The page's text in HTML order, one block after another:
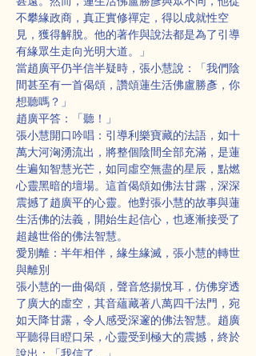
不攀緣政商，真正實修禪定，得以成就性空
見，獲得解脫。他的著作與說法都是為了引導
有緣眾生走向光明大道。」
當趙廣平仍半信半疑時，張小慧說：「我們陰
間甚至有一首偈頌，讚頌蓮生活佛盧勝彥，你
想聽嗎？」
趙廣平答：「聽！」
張小慧開口吟唱：引導利樂寶藏的法語，如十
萬大河洶湧流出，將整個陰間全部充滿，是蓮
生遍知智慧光芒，如同虛空無盡的星辰，點燃
心靈黑暗的壇場。這首偈頌如佛法甘露，深深
震撼了趙廣平的心靈。他對張小慧的故事與蓮
生活佛的法義，開始生起信心，也逐漸接受了
超越世俗的佛法智慧。
愛別離：半年相伴，緣生緣滅，張小慧的轉世
與離別
張小慧的一曲偈頌，聲音悠揚悅耳，仿佛穿透
了廣大的虛空，其音蘊藏著八萬四千法門，宛
如天降甘露，令人感受深邃的佛法智慧。趙廣
平聽得目瞪口呆，心靈受到極大的震撼，終於